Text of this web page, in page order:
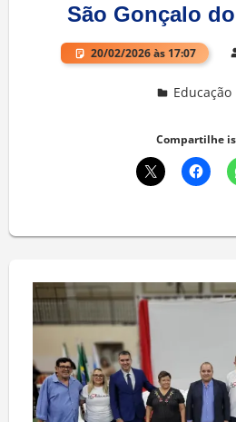
São Gonçalo
20/02/2026 às 17:07
Educação
Compartilhe